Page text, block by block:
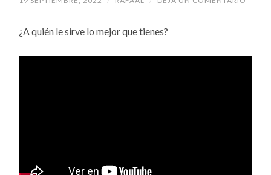
¿A quién le sirve lo mejor que tienes?